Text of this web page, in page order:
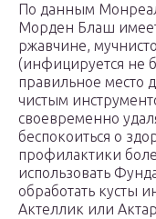
По данным
Морден Блаш
ржавчине,
(инфицируется не
правильное место
чистым
своевременно
беспокоиться о
профилактики
использовать
обработать кусты
Актеллик или